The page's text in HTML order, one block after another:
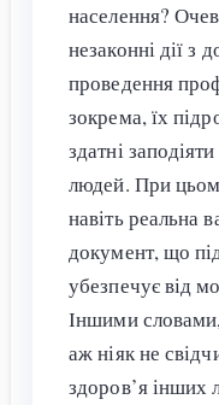
населення?
незаконні дії
проведення
зокрема, їх
здатні
людей. При
навіть реальна
документ, що
убезпечує від
Іншими
аж ніяк не
здоров’я інших